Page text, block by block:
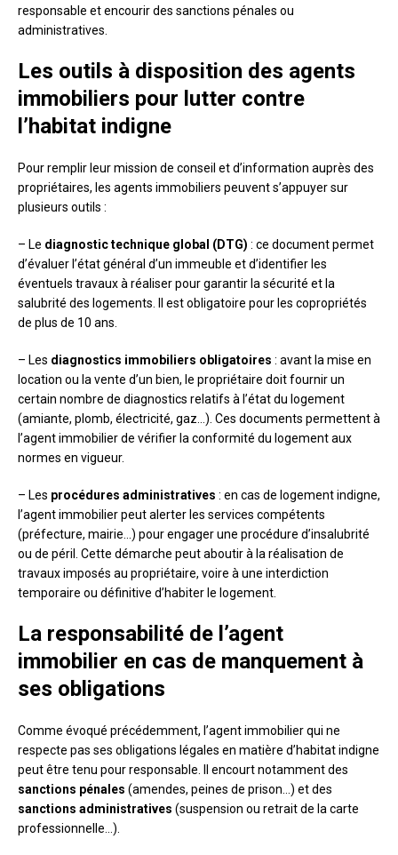
responsable et encourir des sanctions pénales ou
administratives.
Les outils à disposition des agents
immobiliers pour lutter contre
l’habitat indigne
Pour remplir leur mission de conseil et d’information auprès des
propriétaires, les agents immobiliers peuvent s’appuyer sur
plusieurs outils :
– Le diagnostic technique global (DTG) : ce document permet
d’évaluer l’état général d’un immeuble et d’identifier les
éventuels travaux à réaliser pour garantir la sécurité et la
salubrité des logements. Il est obligatoire pour les copropriétés
de plus de 10 ans.
– Les diagnostics immobiliers obligatoires : avant la mise en
location ou la vente d’un bien, le propriétaire doit fournir un
certain nombre de diagnostics relatifs à l’état du logement
(amiante, plomb, électricité, gaz…). Ces documents permettent à
l’agent immobilier de vérifier la conformité du logement aux
normes en vigueur.
– Les procédures administratives : en cas de logement indigne,
l’agent immobilier peut alerter les services compétents
(préfecture, mairie…) pour engager une procédure d’insalubrité
ou de péril. Cette démarche peut aboutir à la réalisation de
travaux imposés au propriétaire, voire à une interdiction
temporaire ou définitive d’habiter le logement.
La responsabilité de l’agent
immobilier en cas de manquement à
ses obligations
Comme évoqué précédemment, l’agent immobilier qui ne
respecte pas ses obligations légales en matière d’habitat indigne
peut être tenu pour responsable. Il encourt notamment des
sanctions pénales (amendes, peines de prison…) et des
sanctions administratives (suspension ou retrait de la carte
professionnelle…).